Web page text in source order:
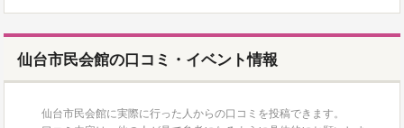
仙台市民会館の口コミ・イベント情報
仙台市民会館に実際に行った人からの口コミを投稿できます。